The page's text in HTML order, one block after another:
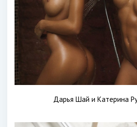
Дарья Шай и Катерина